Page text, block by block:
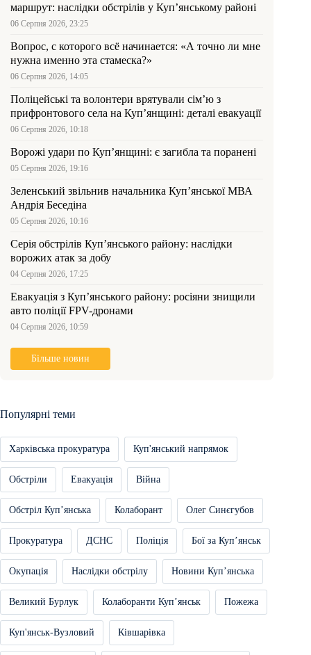
маршрут: наслідки обстрілів у Куп’янському районі
06 Серпня 2026, 23:25
Вопрос, с которого всё начинается: «А точно ли мне
нужна именно эта стамеска?»
06 Серпня 2026, 14:05
Поліцейські та волонтери врятували сім’ю з
прифронтового села на Куп’янщині: деталі евакуації
06 Серпня 2026, 10:18
Ворожі удари по Куп’янщині: є загибла та поранені
05 Серпня 2026, 19:16
Зеленський звільнив начальника Купʼянської МВА
Андрія Беседіна
05 Серпня 2026, 10:16
Серія обстрілів Куп’янського району: наслідки
ворожих атак за добу
04 Серпня 2026, 17:25
Евакуація з Куп’янського району: росіяни знищили
авто поліції FPV-дронами
04 Серпня 2026, 10:59
Більше новин
Популярні теми
Харківська прокуратура Куп'янський напрямок
Обстріли Евакуація Війна
Обстріл Купʼянська Колаборант Олег Синєгубов
Прокуратура ДСНС Поліція Бої за Купʼянськ
Окупація Наслідки обстрілу Новини Купʼянська
Великий Бурлук Колаборанти Купʼянськ Пожежа
Куп'янськ-Вузловий Ківшарівка